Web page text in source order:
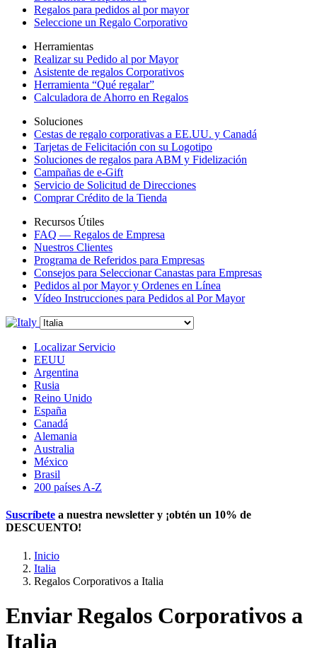
Regalos para pedidos al por mayor
Seleccione un Regalo Corporativo
Herramientas
Realizar su Pedido al por Mayor
Asistente de regalos Corporativos
Herramienta “Qué regalar”
Calculadora de Ahorro en Regalos
Soluciones
Cestas de regalo corporativas a EE.UU. y Canadá
Tarjetas de Felicitación con su Logotipo
Soluciones de regalos para ABM y Fidelización
Campañas de e-Gift
Servicio de Solicitud de Direcciones
Comprar Crédito de la Tienda
Recursos Útiles
FAQ — Regalos de Empresa
Nuestros Clientes
Programa de Referidos para Empresas
Consejos para Seleccionar Canastas para Empresas
Pedidos al por Mayor y Ordenes en Línea
Vídeo Instrucciones para Pedidos al Por Mayor
Localizar Servicio
EEUU
Argentina
Rusia
Reino Unido
España
Canadá
Alemania
Australia
México
Brasil
200 países A-Z
Suscríbete a nuestra newsletter y ¡obtén un 10% de
DESCUENTO!
Inicio
Italia
Regalos Corporativos a Italia
Enviar Regalos Corporativos a
Italia